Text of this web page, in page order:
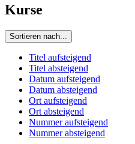
Kurse
Sortieren nach...
Titel aufsteigend
Titel absteigend
Datum aufsteigend
Datum absteigend
Ort aufsteigend
Ort absteigend
Nummer aufsteigend
Nummer absteigend